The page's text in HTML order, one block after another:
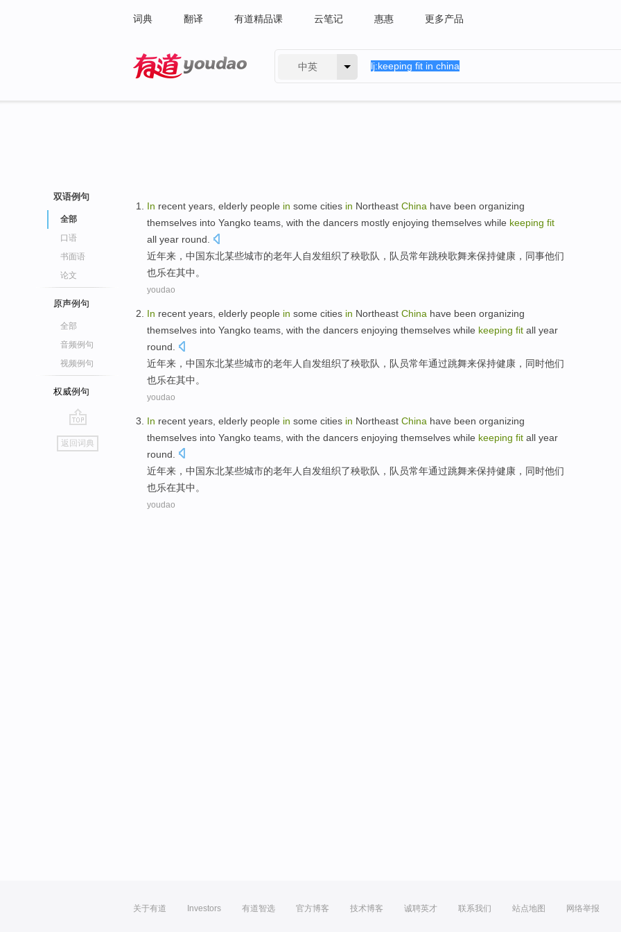
词典 翻译 有道精品课 云笔记 惠惠 更多产品
中英
双语例句
全部
口语
书面语
论文
原声例句
全部
音频例句
视频例句
权威例句
go
top
返回词典
In recent years elderly people in some cities in Northeast China have been organizing
themselves into Yangko teams, with the dancers mostly enjoying themselves while keeping fit
all year round
近年来， 中国东北某些城市的老年人 自发组织了秧歌队 ，队员常年跳秧歌舞来保持健康 ，同事他们
也乐在其中 。
youdao
In recent years elderly people in some cities in Northeast China have been organizing
themselves into Yangko teams , with the dancers enjoying themselves while keeping fit all year
round
近年来， 中国东北某些城市的老年人 自发组织了秧歌队， 队员常年通过跳舞来保持健康， 同时他们
也乐在其中 。
youdao
In recent years elderly people in some cities in Northeast China have been organizing
themselves into Yangko teams , with the dancers enjoying themselves while keeping fit all year
round
近年来， 中国东北某些城市的老年人 自发组织了秧歌队， 队员常年通过跳舞来保持健康， 同时他们
也乐在其中 。
youdao
关于有道 Investors 有道智选 官方博客 技术博客 诚聘英才 联系我们 站点地图 网络举报